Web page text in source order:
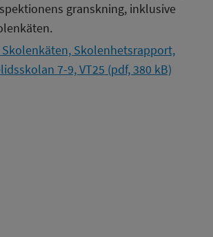
granskning, inklusive
Skolenhetsrapport,
7-9, VT25 (pdf, 380 kB)